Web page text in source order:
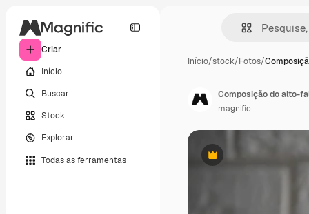
Criar
Início
Buscar
Stock
Explorar
Todas as ferramentas
Início/stock/Fotos/
Premium
Composição do alto-
magnific